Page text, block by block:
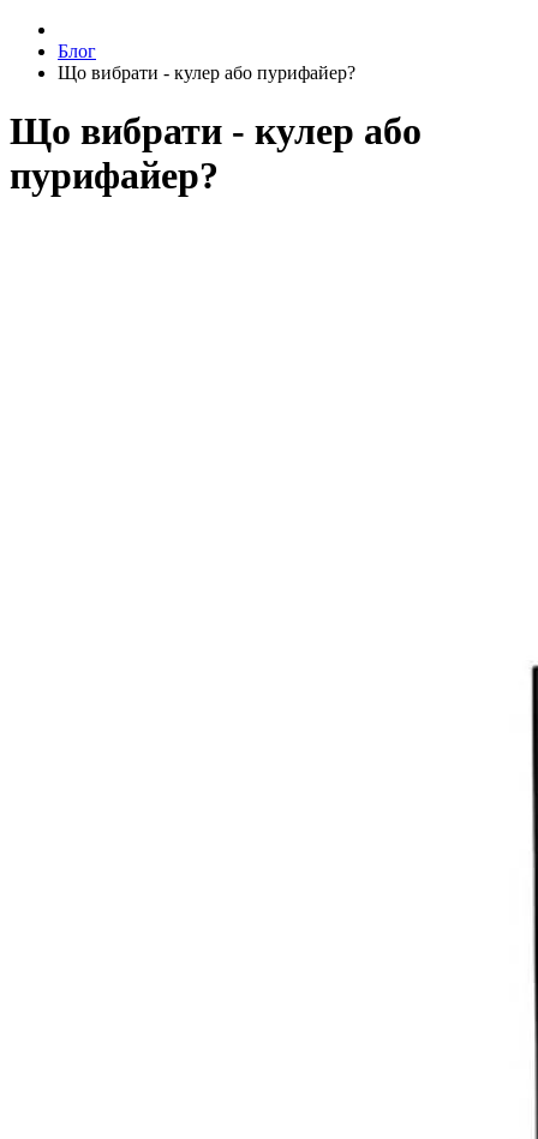
Блог
Що вибрати - кулер або пурифайер?
Що вибрати - кулер або
пурифайер?